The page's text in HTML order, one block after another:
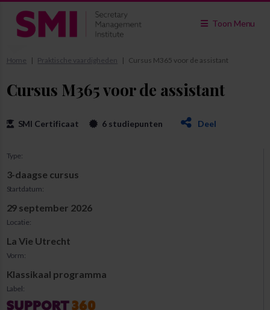
Toon Menu
Home Praktische vaardigheden Cursus M365 voor de assistant
Cursus M365 voor de assistant
SMI Certificaat 6 studiepunten Deel
Type:
3-daagse cursus
Startdatum:
29 september 2026
Locatie:
La Vie Utrecht
Vorm:
Klassikaal programma
Label: